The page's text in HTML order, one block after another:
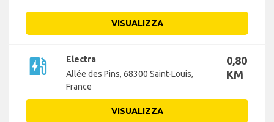
VISUALIZZA
ev_station
Electra
Allée des Pins, 68300 Saint-Louis,
France
0,80
KM
VISUALIZZA